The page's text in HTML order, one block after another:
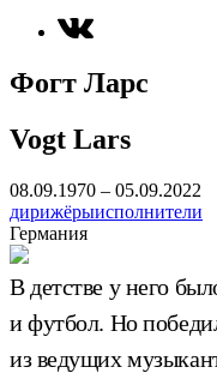
Фогт Ларс
Vogt Lars
08.09.1970 – 05.09.2022
дирижёрыисполнители
Германия
В детстве у него
и футбол. Но
из ведущих